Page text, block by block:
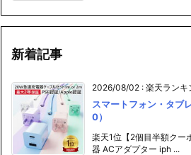
新着記事
2026/08/02 : 楽天ランキ
スマートフォン・タブ
0）
楽天1位【2個目半額クー
器 ACアダプター iph ...